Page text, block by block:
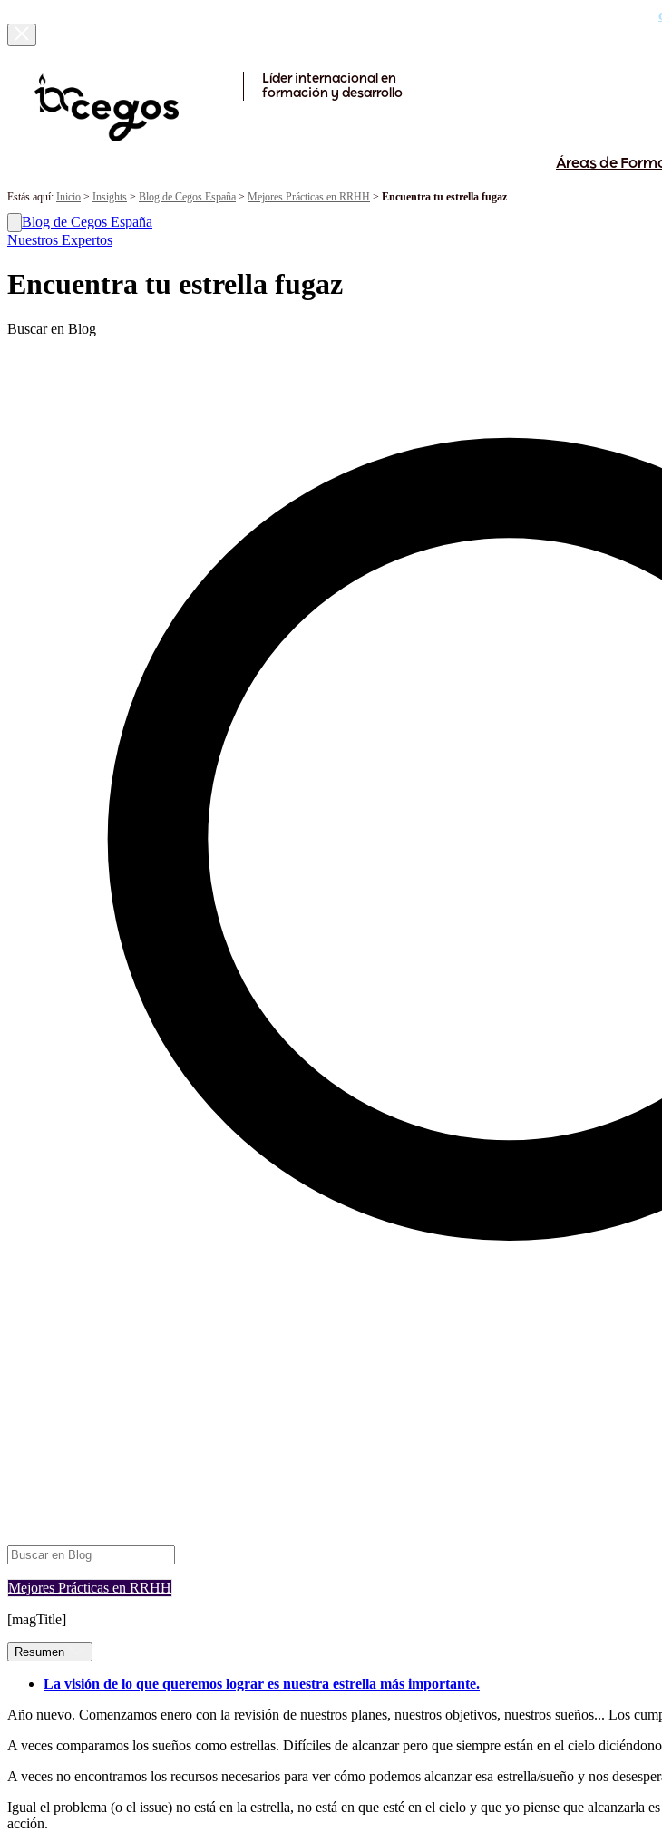
Líder internacional en
formación y desarrollo
Áreas de
Estás aquí: Inicio > Insights > Blog de Cegos España > Mejores Prácticas en RRHH > Encuentra tu estrella fugaz
Blog de Cegos España
Nuestros Expertos
Encuentra tu estrella fugaz
Buscar en Blog
Mejores Prácticas en RRHH
[magTitle]
Resumen
La visión de lo que queremos lograr es nuestra estrella más importante.
Año nuevo. Comenzamos enero con la revisión de nuestros planes, nuestros objetivos, nuestros sueños... Los
A veces comparamos los sueños como estrellas. Difíciles de alcanzar pero que siempre están en el cielo
A veces no encontramos los recursos necesarios para ver cómo podemos alcanzar esa estrella/sueño y nos
Igual el problema (o el issue) no está en la estrella, no está en que esté en el cielo y que yo piense que
acción.